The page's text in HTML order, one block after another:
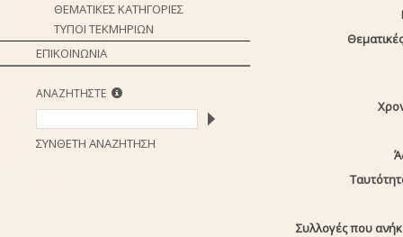
ΘΕΜΑΤΙΚΕΣ ΚΑΤΗΓΟΡΙΕΣ
ΤΥΠΟΙ ΤΕΚΜΗΡΙΩΝ
ΕΠΙΚΟΙΝΩΝΙΑ
ΑΝΑΖΗΤΗΣΤΕ
ΣΥΝΘΕΤΗ ΑΝΑΖΗΤΗΣΗ
Συλλογές που